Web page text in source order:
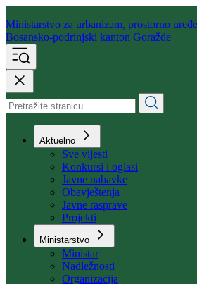
Ministarstvo za urbanizam,
Bosansko-podrinjski kanton Goražde
Aktuelno
Sve vijesti
Konkursi i oglasi
Javne nabavke
Obavještenja
Javne rasprave
Projekti
Ministarstvo